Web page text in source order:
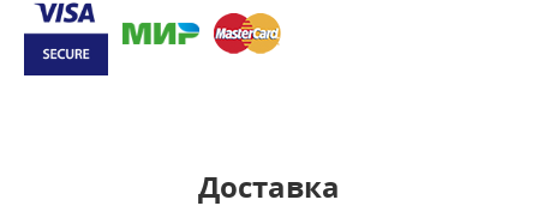
Доставка